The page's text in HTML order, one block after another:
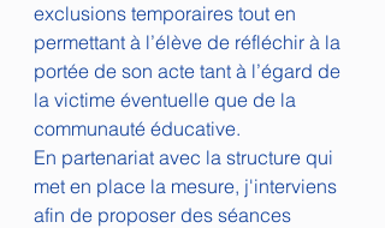
exclusions temporaires tout en
permettant à l’élève de réfléchir à la
portée de son acte tant à l’égard de
la victime éventuelle que de la
communauté éducative.
En partenariat avec la structure qui
met en place la mesure, j'interviens
afin de proposer des séances